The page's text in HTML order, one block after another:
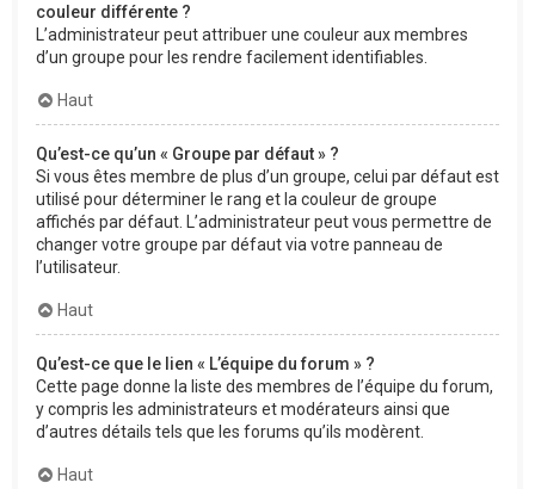
couleur différente ?
L’administrateur peut attribuer une couleur aux membres
d’un groupe pour les rendre facilement identifiables.
Haut
Qu’est-ce qu’un « Groupe par défaut » ?
Si vous êtes membre de plus d’un groupe, celui par défaut est
utilisé pour déterminer le rang et la couleur de groupe
affichés par défaut. L’administrateur peut vous permettre de
changer votre groupe par défaut via votre panneau de
l’utilisateur.
Haut
Qu’est-ce que le lien « L’équipe du forum » ?
Cette page donne la liste des membres de l’équipe du forum,
y compris les administrateurs et modérateurs ainsi que
d’autres détails tels que les forums qu’ils modèrent.
Haut